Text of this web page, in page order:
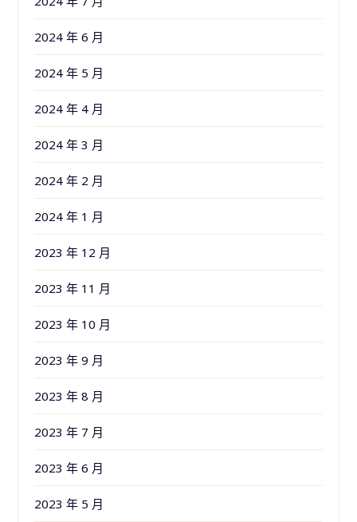
2024 年 6 月
2024 年 5 月
2024 年 4 月
2024 年 3 月
2024 年 2 月
2024 年 1 月
2023 年 12 月
2023 年 11 月
2023 年 10 月
2023 年 9 月
2023 年 8 月
2023 年 7 月
2023 年 6 月
2023 年 5 月